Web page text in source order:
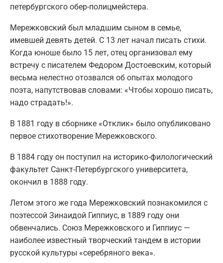
петербургского обер-полицмейстера.
Мережковский был младшим сыном в семье,
имевшей девять детей. С 13 лет начал писать стихи.
Когда юноше было 15 лет, отец организовал ему
встречу с писателем Федором Достоевским, который
весьма нелестно отозвался об опытах молодого
поэта, напутствовав словами: «Чтобы хорошо писать,
надо страдать!».
В 1881 году в сборнике «Отклик» было опубликовано
первое стихотворение Мережковского.
В 1884 году он поступил на историко-филологический
факультет Санкт-Петербургского университета,
окончил в 1888 году.
Летом этого же года Мережковский познакомился с
поэтессой Зинаидой Гиппиус, в 1889 году они
обвенчались. Союз Мережковского и Гиппиус —
наиболее известный творческий тандем в истории
русской культуры «серебряного века».